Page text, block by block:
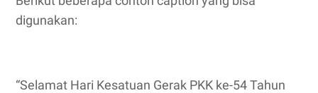
digunakan:
“Selamat Hari Kesatuan Gerak PKK ke-54 Tahun